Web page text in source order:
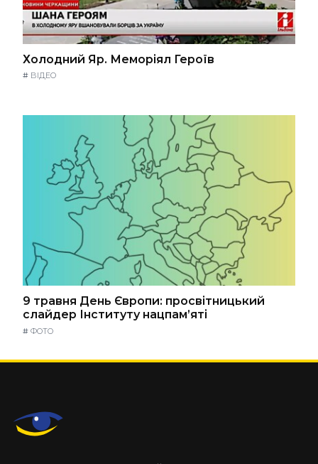
Холодний Яр. Меморіял Героїв
# ВІДЕО
9 травня День Європи: просвітницький
слайдер Інституту нацпам’яті
# ФОТО